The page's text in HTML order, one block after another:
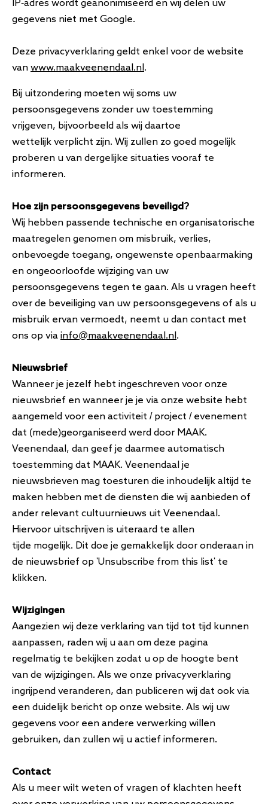
IP-adres wordt geanonimiseerd en wij delen uw
gegevens niet met Google.
Deze privacyverklaring geldt enkel voor de website
van www.maakveenendaal.nl .
Bij uitzondering moeten wij soms uw
persoonsgegevens zonder uw toestemming
vrijgeven, bijvoorbeeld als wij daartoe
wettelijk verplicht zijn. Wij zullen zo goed mogelijk
proberen u van dergelijke situaties vooraf te
informeren.
Hoe zijn persoonsgegevens beveiligd?
Wij hebben passende technische en organisatorische
maatregelen genomen om misbruik, verlies,
onbevoegde toegang, ongewenste openbaarmaking
en ongeoorloofde wijziging van uw
persoonsgegevens tegen te gaan. Als u vragen heeft
over de beveiliging van uw persoonsgegevens of als u
misbruik ervan vermoedt, neemt u dan contact met
ons op via info@maakveenendaal.nl .
Nieuwsbrief
Wanneer je jezelf hebt ingeschreven voor onze
nieuwsbrief en wanneer je je via onze website hebt
aangemeld voor een activiteit / project / evenement
dat (mede)georganiseerd werd door MAAK.
Veenendaal, dan geef je daarmee automatisch
toestemming dat MAAK. Veenendaal je
nieuwsbrieven mag toesturen die inhoudelijk altijd te
maken hebben met de diensten die wij aanbieden of
ander relevant cultuurnieuws uit Veenendaal.
Hiervoor uitschrijven is uiteraard te allen
tijde mogelijk. Dit doe je gemakkelijk door onderaan in
de nieuwsbrief op 'Unsubscribe from this list' te
klikken.
Wijzigingen
Aangezien wij deze verklaring van tijd tot tijd kunnen
aanpassen, raden wij u aan om deze pagina
regelmatig te bekijken zodat u op de hoogte bent
van de wijzigingen. Als we onze privacyverklaring
ingrijpend veranderen, dan publiceren wij dat ook via
een duidelijk bericht op onze website. Als wij uw
gegevens voor een andere verwerking willen
gebruiken, dan zullen wij u actief informeren.
Contact
Als u meer wilt weten of vragen of klachten heeft